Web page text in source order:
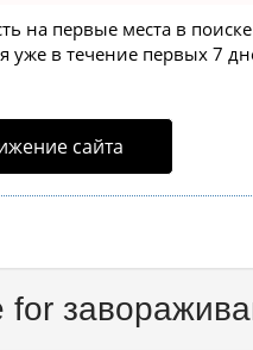
на первые места в
уже в течение первых 7
сайта
for